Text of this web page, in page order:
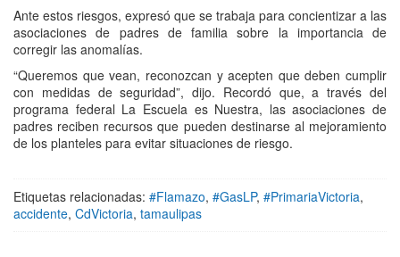
Ante estos riesgos, expresó que se trabaja para concientizar a las
asociaciones de padres de familia sobre la importancia de
corregir las anomalías.
“Queremos que vean, reconozcan y acepten que deben cumplir
con medidas de seguridad”, dijo. Recordó que, a través del
programa federal La Escuela es Nuestra, las asociaciones de
padres reciben recursos que pueden destinarse al mejoramiento
de los planteles para evitar situaciones de riesgo.
Etiquetas relacionadas: #Flamazo, #GasLP, #PrimariaVictoria,
accidente, CdVictoria, tamaulipas